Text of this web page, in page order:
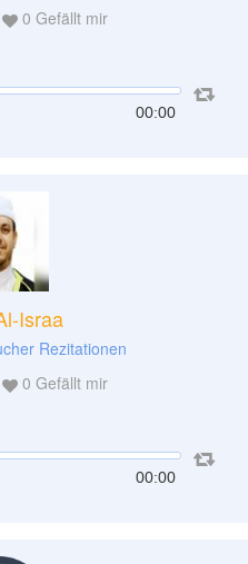
0 Gefällt mir
00:00
Israa
Rezitationen
0 Gefällt mir
00:00